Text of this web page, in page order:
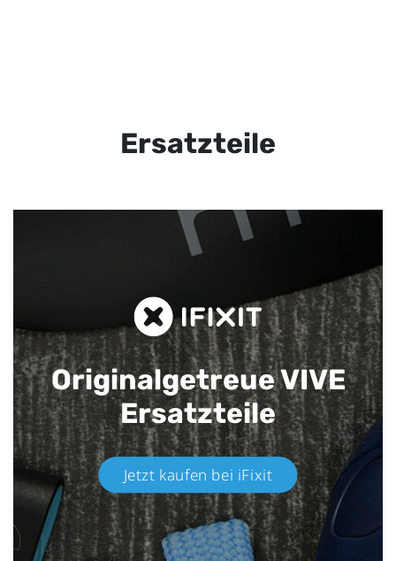
Ersatzteile
Originalgetreue VIVE
Ersatzteile
Jetzt kaufen bei iFixit​